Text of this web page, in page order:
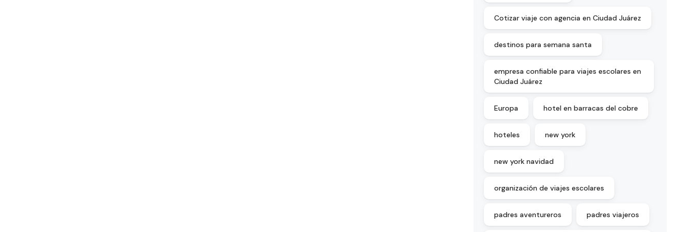
Cotizar viaje con agencia en Ciudad Juárez
destinos para semana santa
empresa confiable para viajes escolares en
Ciudad Juárez
Europa hotel en barracas del cobre
hoteles new york
new york navidad
organización de viajes escolares
padres aventureros padres viajeros